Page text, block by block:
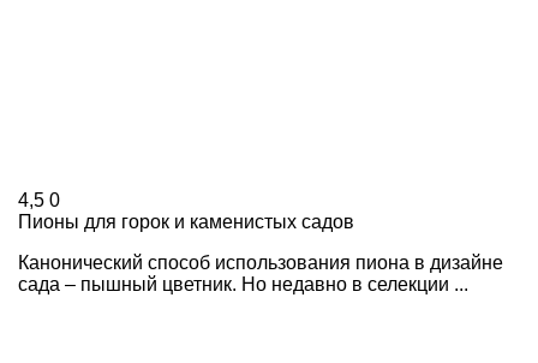
4,5 0
Пионы для горок и каменистых садов
Канонический способ использования пиона в дизайне
сада – пышный цветник. Но недавно в селекции ...